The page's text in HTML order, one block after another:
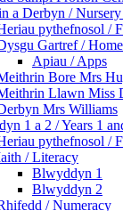
a Derbyn / Nursery
pythefnosol /
Gartref /
Apiau / Apps
Bore Mrs
Llawn Miss
Mrs Williams
1 a 2 / Years 1
pythefnosol /
/ Literacy
Blwyddyn 1
Blwyddyn 2
/ Numeracy